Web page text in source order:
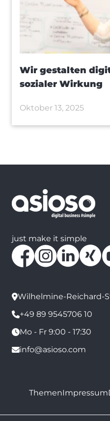
Wir gestalten
sozialer Wirkung
Oktober 13, 2025
just make it simple
Wilhelmine-Reichard-
+49 89 9545706 10
Mo - Fr 9:00 - 17:30
info@asioso.com
ThemenImpressum